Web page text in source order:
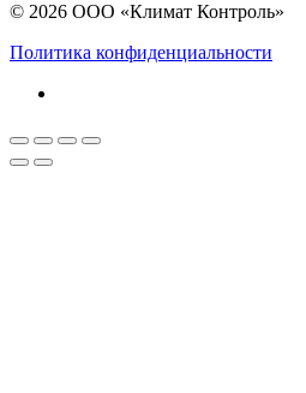
© 2026 ООО «Климат Контроль»
Политика конфиденциальности